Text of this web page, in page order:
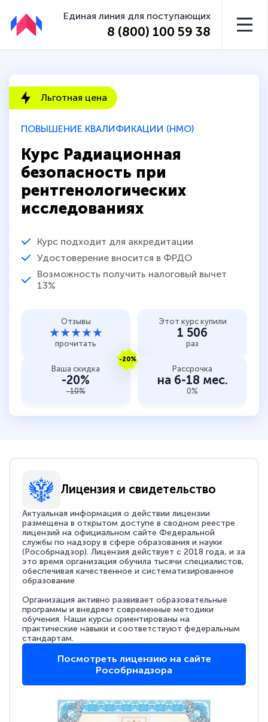
Единая линия для поступающих
8 (800) 100 59 38
ПОВЫШЕНИЕ КВАЛИФИКАЦИИ (НМО)
Курс Радиационная
безопасность при
рентгенологических
исследованиях
Курс подходит для аккредитации
Удостоверение вносится в ФРДО
Возможность получить налоговый вычет
13%
Льготная цена
Отзывы
★★★★★
прочитать
Этот курс купили
1 506
раз
-20%
Ваша скидка
-20%
-10%
Рассрочка
на 6-18 мес.
0%
Лицензия и свидетельство
Актуальная информация о действии лицензии
размещена в открытом доступе в сводном реестре
лицензий на официальном сайте Федеральной
службы по надзору в сфере образования и науки
(Рособрнадзор). Лицензия действует с 2018 года, и за
это время организация обучила тысячи специалистов,
обеспечивая качественное и систематизированное
образование
Организация активно развивает образовательные
программы и внедряет современные методики
обучения. Наши курсы ориентированы на
практические навыки и соответствуют федеральным
стандартам.
Посмотреть лицензию на сайте
Рособрнадзора